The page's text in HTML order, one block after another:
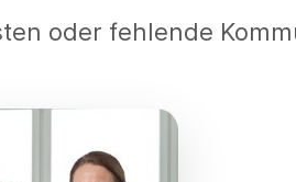
oder fehlende